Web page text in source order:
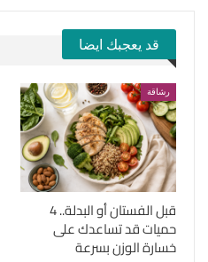
قد يعجبك ايضا
رشاقة
قبل الفستان أو البدلة.. 4
حميات قد تساعدك على
خسارة الوزن بسرعة